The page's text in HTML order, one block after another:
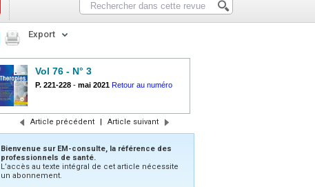
Export
Vol 76 - N° 3
P. 221-228 - mai 2021 Retour au numéro
Article précédent | Article suivant
Bienvenue sur EM-consulte, la référence des
professionnels de santé.
L’accès au texte intégral de cet article nécessite
un abonnement.